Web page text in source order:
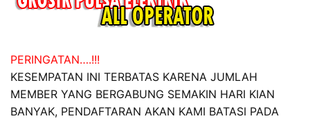
PERINGATAN….!!!
KESEMPATAN INI TERBATAS KARENA JUMLAH
MEMBER YANG BERGABUNG SEMAKIN HARI KIAN
BANYAK, PENDAFTARAN AKAN KAMI BATASI PADA